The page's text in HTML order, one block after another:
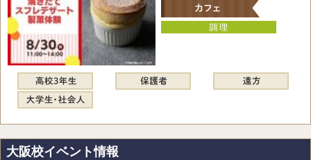
大阪校イベント情報